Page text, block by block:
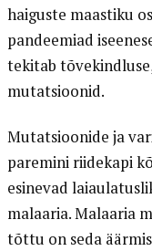
haiguste maastiku
pandeemiad
tekitab
mutatsioonid.
Mutatsioonide ja
paremini riidekapi
esinevad
malaaria. Malaaria
tõttu on seda